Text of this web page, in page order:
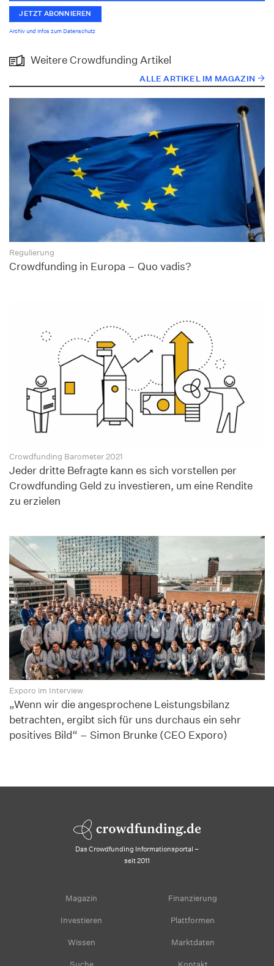
Archiv und Infos zum Datenschutz
Weitere Crowdfunding Artikel
ALLE ARTIKEL IM MAGAZIN
Regulierung
Crowdfunding in Europa – Quo vadis?
Crowdfunding Barometer 2021
Jeder dritte Befragte kann es sich vorstellen per
Crowdfunding Geld zu investieren, um eine Rendite
zu erzielen
Exporo im Interview
„Wenn wir die angesprochene Leistungsbilanz
betrachten, ergibt sich für uns durchaus ein sehr
positives Bild“ – Simon Brunke (CEO Exporo)
Das Crowdfunding Informationsportal –
seit 2011
Magazin Finanzierung
Investieren Plattformen
Wissen Marktdaten